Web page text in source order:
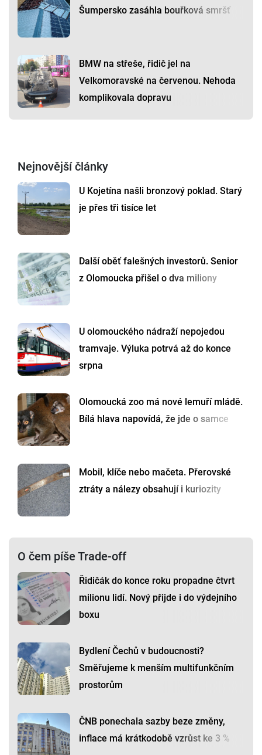
Šumpersko zasáhla bouřková smršť
BMW na střeše, řidič jel na
Velkomoravské na červenou. Nehoda
komplikovala dopravu
Nejnovější články
U Kojetína našli bronzový poklad. Starý
je přes tři tisíce let
Další oběť falešných investorů. Senior
z Olomoucka přišel o dva miliony
U olomouckého nádraží nepojedou
tramvaje. Výluka potrvá až do konce
srpna
Olomoucká zoo má nové lemuří mládě.
Bílá hlava napovídá, že jde o samce
Mobil, klíče nebo mačeta. Přerovské
ztráty a nálezy obsahují i kuriozity
O čem píše Trade-off
Řidičák do konce roku propadne čtvrt
milionu lidí. Nový přijde i do výdejního
boxu
Bydlení Čechů v budoucnosti?
Směřujeme k menším multifunkčním
prostorům
ČNB ponechala sazby beze změny,
inflace má krátkodobě vzrůst ke 3 %